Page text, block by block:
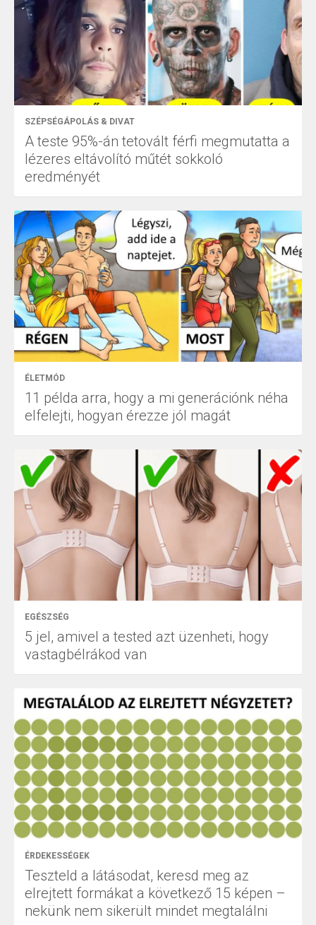
SZÉPSÉGÁPOLÁS & DIVAT
A teste 95%-án tetovált férfi megmutatta a
lézeres eltávolító műtét sokkoló
eredményét
ÉLETMÓD
11 példa arra, hogy a mi generációnk néha
elfelejti, hogyan érezze jól magát
EGÉSZSÉG
5 jel, amivel a tested azt üzenheti, hogy
vastagbélrákod van
ÉRDEKESSÉGEK
Teszteld a látásodat, keresd meg az
elrejtett formákat a következő 15 képen –
nekünk nem sikerült mindet megtalálni